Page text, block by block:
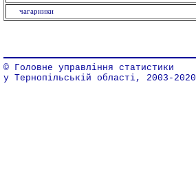
чагарники
© Головне управління статистики
у Тернопільській області, 2003-2020